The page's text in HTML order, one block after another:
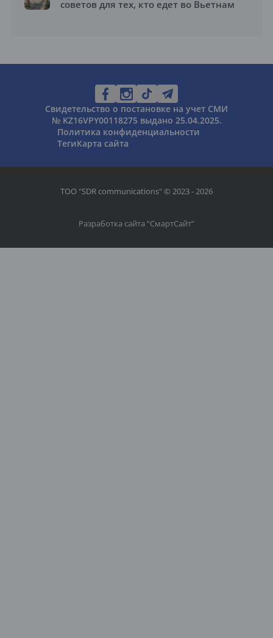
советов для тех, кто едет во Вьетнам
Свидетельство о постановке на учет СМИ
№ KZ16VPY00118275 выдано 25.04.2025.
Политика конфиденциальности
ТегиКарта сайта
ТОО "SDR communications" © 2023 - 2026
Разработка сайта “СмартСайт”